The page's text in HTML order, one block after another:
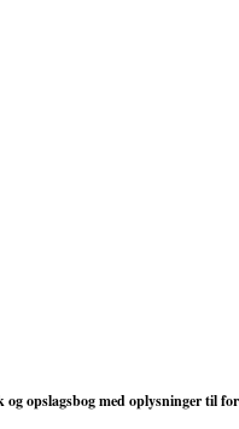
opslagsbog med oplysninger til